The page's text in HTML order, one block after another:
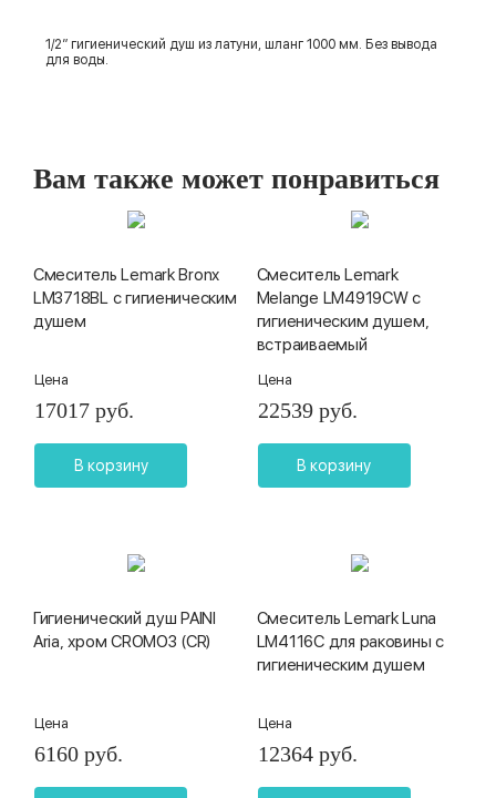
1/2” гигиенический душ из латуни, шланг 1000 мм. Без вывода
для воды.
Вам также может понравиться
Смеситель Lemark Bronx
LM3718BL с гигиеническим
душем
Цена
17017 руб.
В корзину
Смеситель Lemark
Melange LM4919CW с
гигиеническим душем,
встраиваемый
Цена
22539 руб.
В корзину
Гигиенический душ PAINI
Aria, хром CROMO3 (CR)
Цена
6160 руб.
Смеситель Lemark Luna
LM4116C для раковины с
гигиеническим душем
Цена
12364 руб.